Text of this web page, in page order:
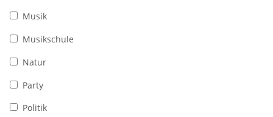
Musik
Musikschule
Natur
Party
Politik